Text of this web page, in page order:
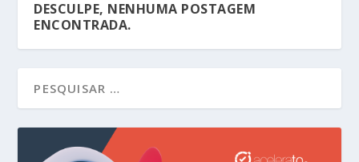
DESCULPE, NENHUMA POSTAGEM
ENCONTRADA.